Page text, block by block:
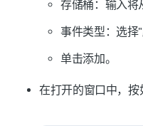
存储桶： 输入将
事件类型： 选择
单击添加。
在打开的窗口中，按